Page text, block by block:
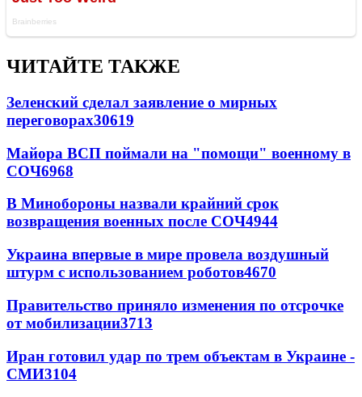
ЧИТАЙТЕ ТАКЖЕ
Зеленский сделал заявление о мирных
переговорах30619
Майора ВСП поймали на "помощи" военному в
СОЧ6968
В Минобороны назвали крайний срок
возвращения военных после СОЧ4944
Украина впервые в мире провела воздушный
штурм с использованием роботов4670
Правительство приняло изменения по отсрочке
от мобилизации3713
Иран готовил удар по трем объектам в Украине -
СМИ3104